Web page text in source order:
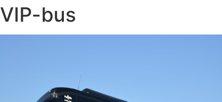
VIP-bus